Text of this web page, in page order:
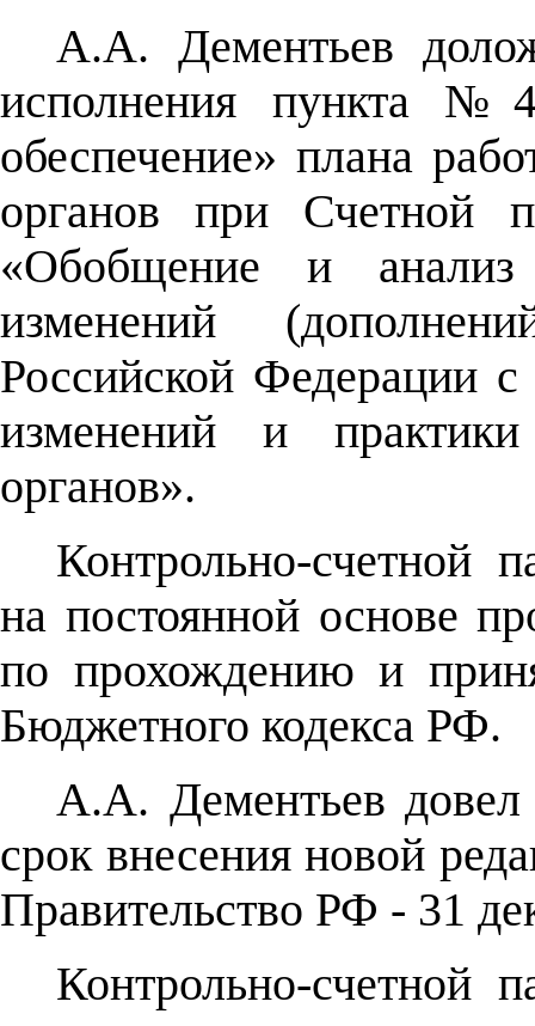
А.А. Дементьев
исполнения пункта
обеспечение» плана
органов при Счетной
«Обобщение и
изменений
Российской Федерации
изменений и практики
органов».
Контрольно-счетной
на постоянной основе
по прохождению и
Бюджетного кодекса РФ.
А.А. Дементьев довел
срок внесения новой
Правительство РФ - 31
Контрольно-счетной